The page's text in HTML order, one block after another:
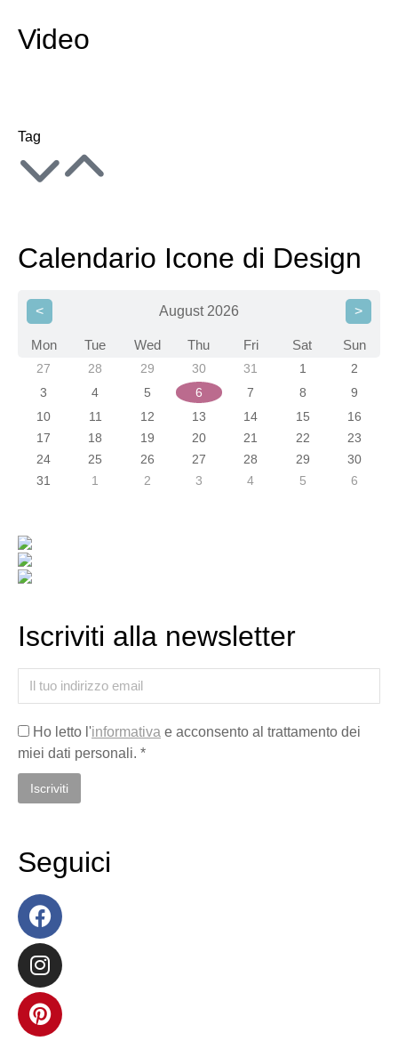
Video
Tag
Calendario Icone di Design
< August 2026 >
Mon Tue Wed Thu Fri Sat Sun
27 28 29 30 31 1
2
3
4 5 6 7 8
9
10
11 12 13 14 15
16
17
18 19 20 21 22
23
24
25 26 27 28 29
30
31
1 2 3 4 5 6
Iscriviti alla newsletter
Ho letto l'informativa e acconsento al trattamento dei
miei dati personali. *
Seguici